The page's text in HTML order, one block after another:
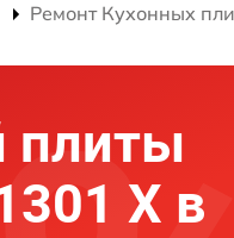
Ремонт Кухонных
плиты
X в